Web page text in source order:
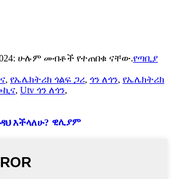
ሁሉም መብቶች የተጠበቁ ናቸው.የጣቢያ
, የኤሌክትሪክ ጎልፍ ጋሪ, ጎን ለጎን, የኤሌክትሪክ
, Utv ጎን ለጎን,
ዊሊያም